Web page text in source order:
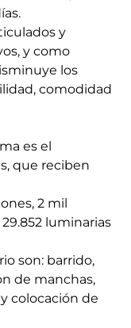
y
y como
los
comodidad
es el
que reciben
2 mil
luminarias
son: barrido,
de manchas,
colocación de